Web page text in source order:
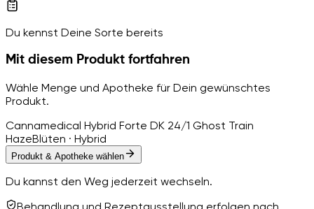
Du kennst Deine Sorte bereits
Mit diesem Produkt fortfahren
Wähle Menge und Apotheke für Dein gewünschtes
Produkt.
Cannamedical Hybrid Forte DK 24/1 Ghost Train
HazeBlüten · Hybrid
Produkt & Apotheke wählen
Du kannst den Weg jederzeit wechseln.